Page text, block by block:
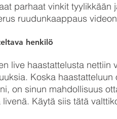
parhaat vinkit tyylikkään
ruudunkaappaus
henkilö
live haastattelusta
Koska
on sinun mahdollisuus
Käytä siis tätä